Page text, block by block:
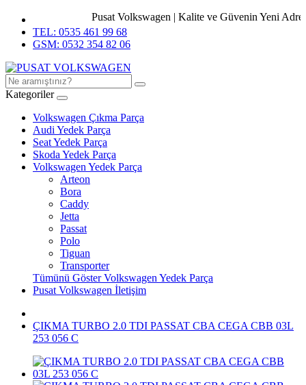
Pusat Volkswagen | Kalite ve Güvenin Yeni
TEL: 0535 461 99 68
GSM: 0532 354 82 06
Kategoriler
Volkswagen Çıkma Parça
Audi Yedek Parça
Seat Yedek Parça
Skoda Yedek Parça
Volkswagen Yedek Parça
Arteon
Bora
Caddy
Jetta
Passat
Polo
Tiguan
Transporter
Tümünü Göster Volkswagen Yedek Parça
Pusat Volkswagen İletişim
ÇIKMA TURBO 2.0 TDI PASSAT CBA CEGA CBB 03L
253 056 C